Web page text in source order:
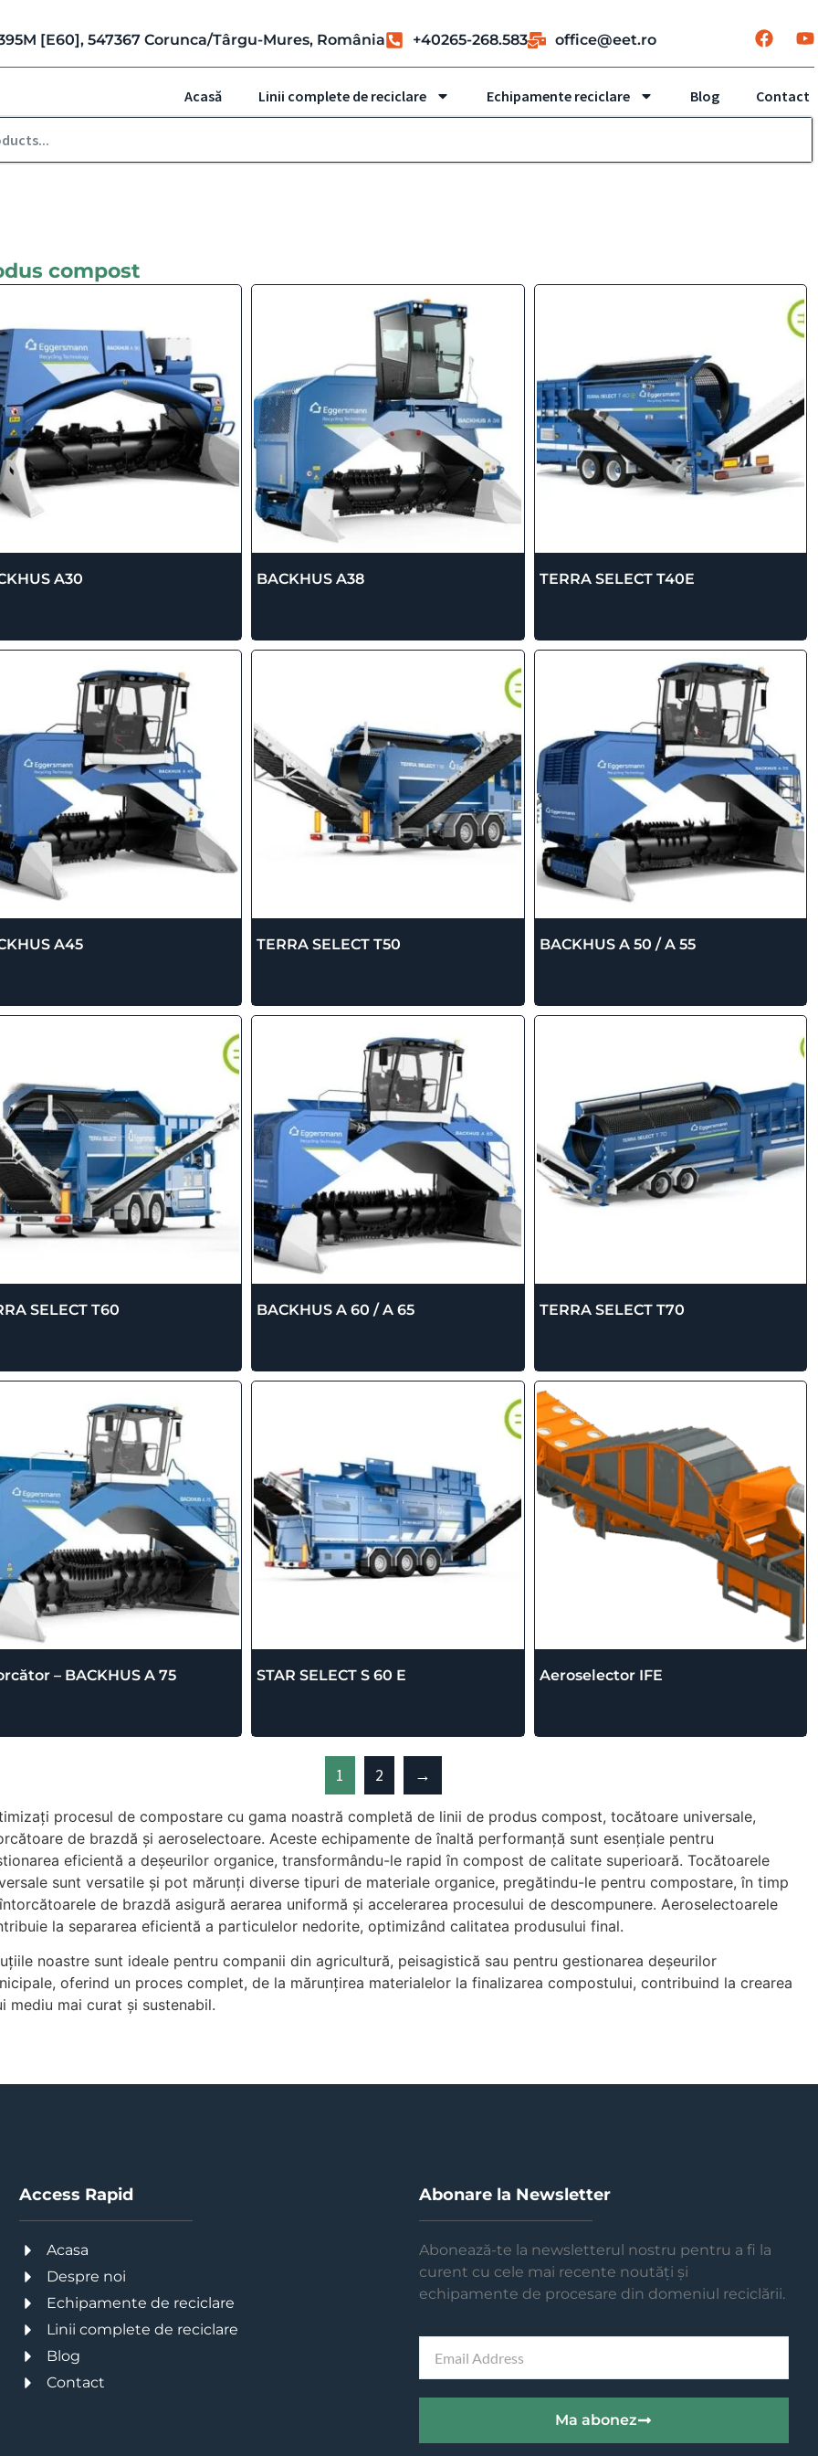
[E60], 547367 Corunca/Târgu-Mures, România +40265-268.583 office@eet.ro
Acasă Linii complete de reciclare Echipamente reciclare Blog Contact
compost
A30 BACKHUS A38 TERRA SELECT T40E
A45 TERRA SELECT T50 BACKHUS A 50 / A 55
SELECT T60 BACKHUS A 60 / A 65 TERRA SELECT T70
– BACKHUS A 75 STAR SELECT S 60 E Aeroselector IFE
1 2 →
procesul de compostare cu gama noastră completă de linii de produs compost, tocătoare universale,
de brazdă și aeroselectoare. Aceste echipamente de înaltă performanță sunt esențiale pentru
eficientă a deșeurilor organice, transformându-le rapid în compost de calitate superioară. Tocătoarele
sunt versatile și pot mărunți diverse tipuri de materiale organice, pregătindu-le pentru compostare, în timp
de brazdă asigură aerarea uniformă și accelerarea procesului de descompunere. Aeroselectoarele
la separarea eficientă a particulelor nedorite, optimizând calitatea produsului final.
noastre sunt ideale pentru companii din agricultură, peisagistică sau pentru gestionarea deșeurilor
oferind un proces complet, de la mărunțirea materialelor la finalizarea compostului, contribuind la crearea
mediu mai curat și sustenabil.
Access Rapid
Acasa
Despre noi
Echipamente de reciclare
Linii complete de reciclare
Blog
Contact
Abonare la Newsletter
Abonează-te la newsletterul nostru pentru a fi la
curent cu cele mai recente noutăți și
echipamente de procesare din domeniul reciclării.
Ma abonez